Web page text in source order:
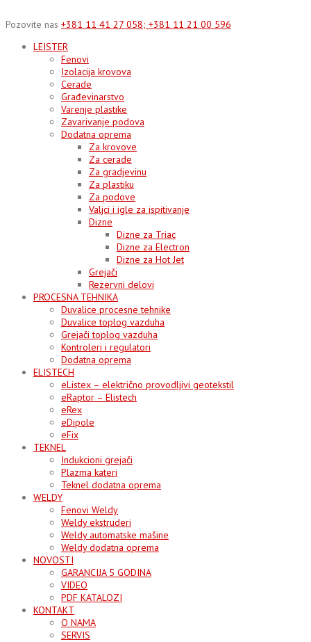
to
Pozovite nas +381 11 41 27 058; +381 11 21 00 596
LEISTER
Fenovi
Izolacija krovova
Cerade
Građevinarstvo
Varenje plastike
Zavarivanje podova
Dodatna oprema
Za krovove
Za cerade
Za gradjevinu
Za plastiku
Za podove
Valjci i igle za ispitivanje
Dizne
Dizne za Triac
Dizne za Electron
Dizne za Hot Jet
Grejači
Rezervni delovi
PROCESNA TEHNIKA
Duvalice procesne tehnike
Duvalice toplog vazduha
Grejači toplog vazduha
Kontroleri i regulatori
Dodatna oprema
ELISTECH
eListex – električno provodljivi geotekstil
eRaptor – Elistech
eRex
eDipole
eFix
TEKNEL
Indukcioni grejači
Plazma kateri
Teknel dodatna oprema
WELDY
Fenovi Weldy
Weldy ekstruderi
Weldy automatske mašine
Weldy dodatna oprema
NOVOSTI
GARANCIJA 5 GODINA
VIDEO
PDF KATALOZI
KONTAKT
O NAMA
SERVIS